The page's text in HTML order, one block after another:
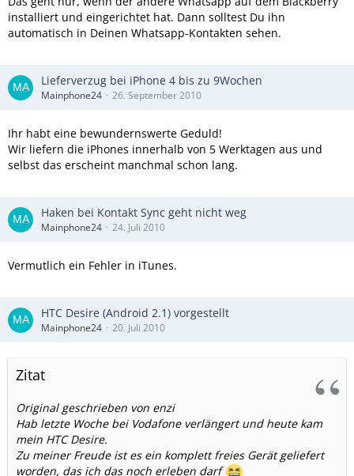
installiert und eingerichtet hat. Dann solltest Du ihn
automatisch in Deinen Whatsapp-Kontakten sehen.
Lieferverzug bei iPhone 4 bis zu 9Wochen
Mainphone24 26. September 2010
Ihr habt eine bewundernswerte Geduld!
Wir liefern die iPhones innerhalb von 5 Werktagen aus und
selbst das erscheint manchmal schon lang.
Haken bei Kontakt Sync geht nicht weg
Mainphone24 24. Juli 2010
Vermutlich ein Fehler in iTunes.
HTC Desire (Android 2.1) vorgestellt
Mainphone24 20. Juli 2010
Zitat
Original geschrieben von enzi
Hab letzte Woche bei Vodafone verlängert und heute kam
mein HTC Desire.
Zu meiner Freude ist es ein komplett freies Gerät geliefert
worden, das ich das noch erleben darf